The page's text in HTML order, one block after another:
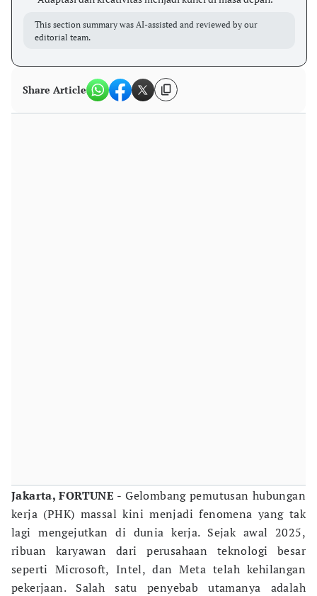
This section summary was AI-assisted and reviewed by our
editorial team.
Share Article
Jakarta, FORTUNE - Gelombang pemutusan hubungan
kerja (PHK) massal kini menjadi fenomena yang tak
lagi mengejutkan di dunia kerja. Sejak awal 2025,
ribuan karyawan dari perusahaan teknologi besar
seperti Microsoft, Intel, dan Meta telah kehilangan
pekerjaan. Salah satu penyebab utamanya adalah